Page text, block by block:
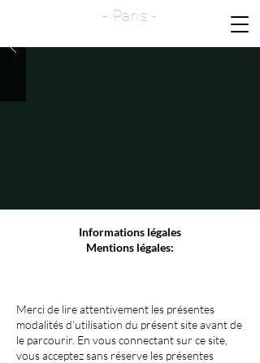
- Paris -
Informations légales
Mentions légales:
Merci de lire attentivement les présentes
modalités d'utilisation du présent site avant de
le parcourir. En vous connectant sur ce site,
vous acceptez sans réserve les présentes